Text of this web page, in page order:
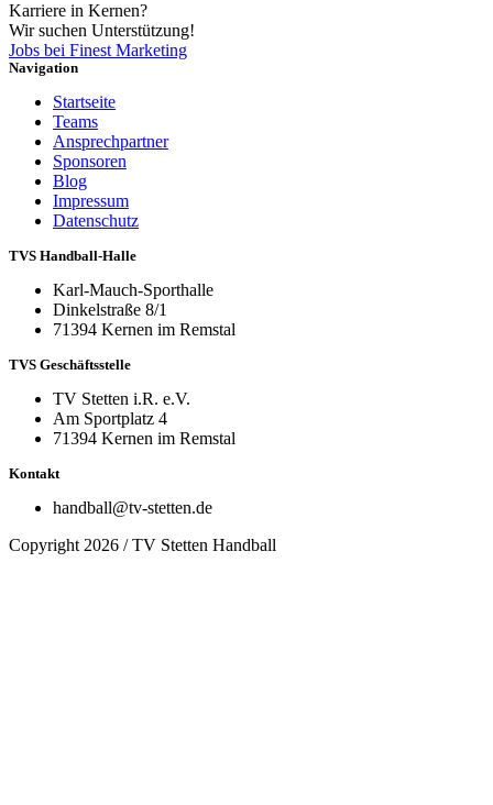
Karriere in Kernen?
Wir suchen Unterstützung!
Jobs bei Finest Marketing
Navigation
Startseite
Teams
Ansprechpartner
Sponsoren
Blog
Impressum
Datenschutz
TVS Handball-Halle
Karl-Mauch-Sporthalle
Dinkelstraße 8/1
71394 Kernen im Remstal
TVS Geschäftsstelle
TV Stetten i.R. e.V.
Am Sportplatz 4
71394 Kernen im Remstal
Kontakt
handball@tv-stetten.de
Copyright 2026 / TV Stetten Handball